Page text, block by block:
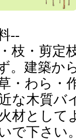
--
枝・剪定
。建築か
・わら・
な木質バ
材として
で下さい